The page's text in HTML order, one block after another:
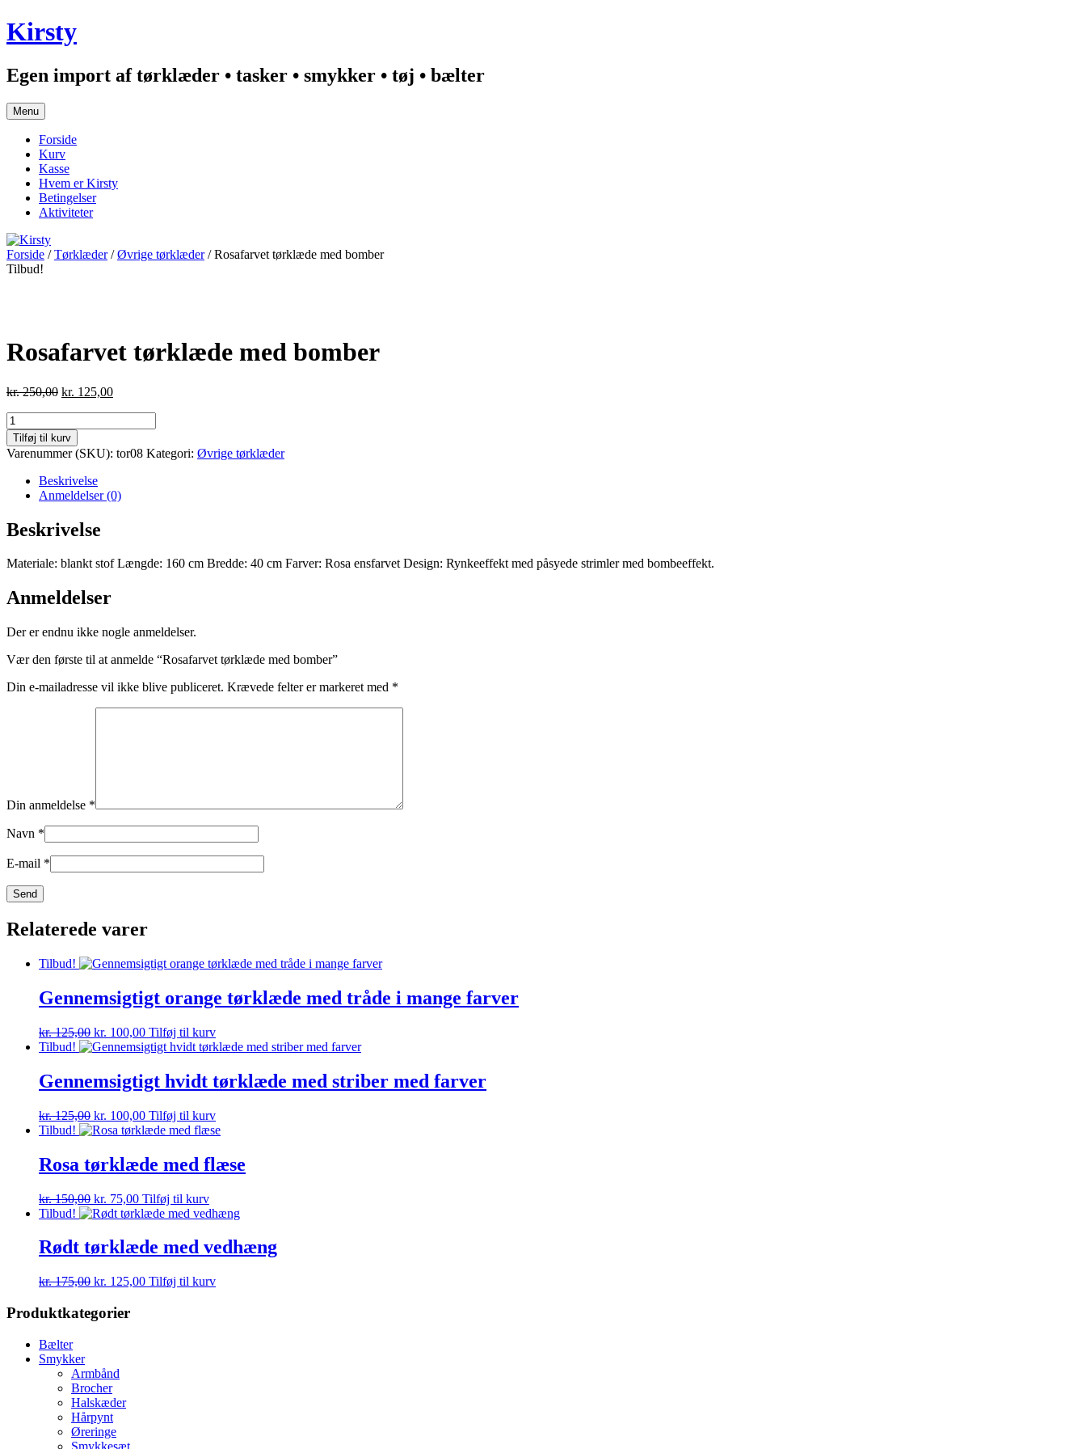
Hop
til
Kirsty
Egen import af tørklæder • tasker • smykker • tøj • bælter
Menu
Forside
Kurv
Kasse
Hvem er Kirsty
Betingelser
Aktiviteter
Forside /Tørklæder/Øvrige tørklæder/ Rosafarvet tørklæde med bomber
Tilbud!
Rosafarvet tørklæde med bomber
kr.250,00 Den
var:
kr. 250,00.
kr. 125,00Den
kr. 125,00.
Rosafarvet
tørklæde
med
bomber
antal
Tilføj til kurv
Varenummer (SKU): tor08 Kategori: Øvrige tørklæder
Beskrivelse
Anmeldelser (0)
Beskrivelse
Materiale: blankt stof Længde: 160 cm Bredde: 40 cm Farver: Rosa ensfarvet Design: Rynkeeffekt med påsyede strimler med bombeeffekt.
Anmeldelser
Der er endnu ikke nogle anmeldelser.
Vær den første til at anmelde “Rosafarvet tørklæde med bomber”
Din e-mailadresse vil ikke blive publiceret. Krævede felter er markeret med *
Din anmeldelse *
Navn *
E-mail *
Relaterede varer
Tilbud!
Gennemsigtigt orange tørklæde med tråde i mange farver
kr.125,00 Den
oprindelige
kr. 125,00.
kr. 100,00Den
aktuelle
er:
kr. 100,00.
Tilføj til kurv
Tilbud!
Gennemsigtigt hvidt tørklæde med striber med farver
kr.125,00 Den
oprindelige
var:
kr. 125,00.
kr. 100,00Den
aktuelle
er:
kr. 100,00.
Tilføj til kurv
Tilbud!
Rosa tørklæde med flæse
kr.150,00 Den
oprindelige
var:
kr. 150,00.
kr. 75,00Den
aktuelle
er:
kr. 75,00.
Tilføj til kurv
Tilbud!
Rødt tørklæde med vedhæng
kr.175,00 Den
pris
var:
kr. 125,00Den
Tilføj til kurv
Produktkategorier
Bælter
Smykker
Armbånd
Brocher
Halskæder
Hårpynt
Øreringe
Smykkesæt